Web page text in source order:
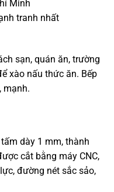
Minh
tranh nhất
sạn, quán ăn, trường
xào nấu thức ăn. Bếp
mạnh.
dày 1 mm, thành
cắt bằng máy CNC,
đường nét sắc sảo,